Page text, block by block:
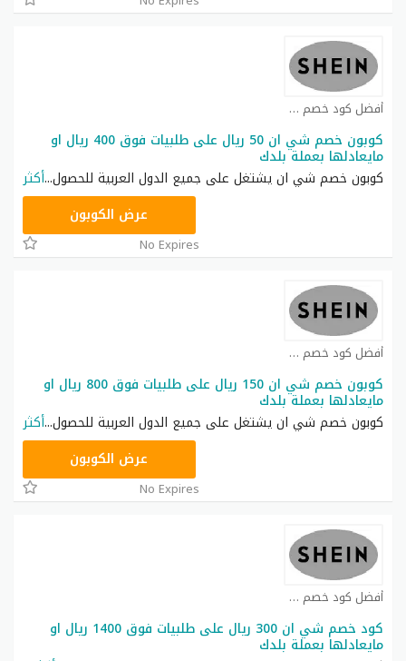
أفضل كود خصم شي ان كوبون
كوبون خصم شي ان 50 ريال على طلبيات فوق 400 ريال او
مايعادلها بعملة بلدك
كوبون خصم شي ان يشتغل على جميع الدول العربية للحصول...أكثر
عرض الكوبون
No Expires
أفضل كود خصم شي ان كوبون
كوبون خصم شي ان 150 ريال على طلبيات فوق 800 ريال او
مايعادلها بعملة بلدك
كوبون خصم شي ان يشتغل على جميع الدول العربية للحصول...أكثر
عرض الكوبون
No Expires
أفضل كود خصم شي ان كوبون
كود خصم شي ان 300 ريال على طلبيات فوق 1400 ريال او
مايعادلها بعملة بلدك